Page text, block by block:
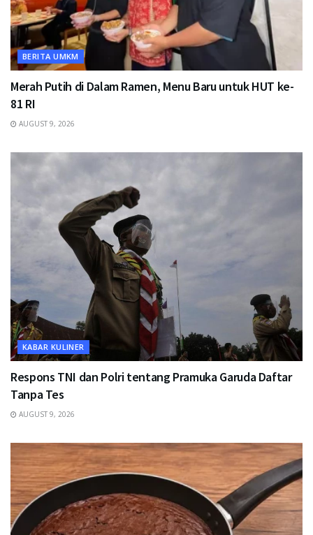
BERITA UMKM
Merah Putih di Dalam Ramen, Menu Baru untuk HUT ke-
81 RI
AUGUST 9, 2026
KABAR KULINER
Respons TNI dan Polri tentang Pramuka Garuda Daftar
Tanpa Tes
AUGUST 9, 2026